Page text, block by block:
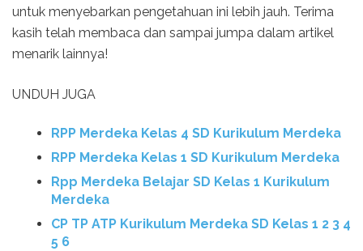
untuk menyebarkan pengetahuan ini lebih jauh. Terima
kasih telah membaca dan sampai jumpa dalam artikel
menarik lainnya!
UNDUH JUGA
RPP Merdeka Kelas 4 SD Kurikulum Merdeka
RPP Merdeka Kelas 1 SD Kurikulum Merdeka
Rpp Merdeka Belajar SD Kelas 1 Kurikulum
Merdeka
CP TP ATP Kurikulum Merdeka SD Kelas 1 2 3 4
5 6